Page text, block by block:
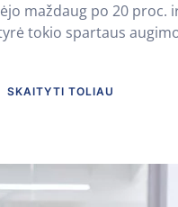
maždaug po 20 proc.
tokio spartaus
SKAITYTI TOLIAU